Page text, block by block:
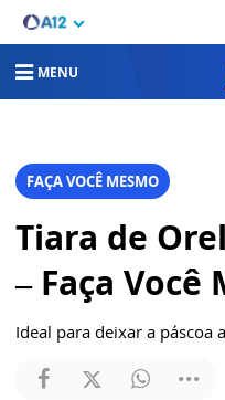
MENU
FAÇA VOCÊ MESMO
Tiara de
– Faça Você
Ideal para deixar a páscoa